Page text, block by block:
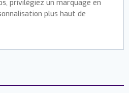
privilégiez un marquage en
plus haut de